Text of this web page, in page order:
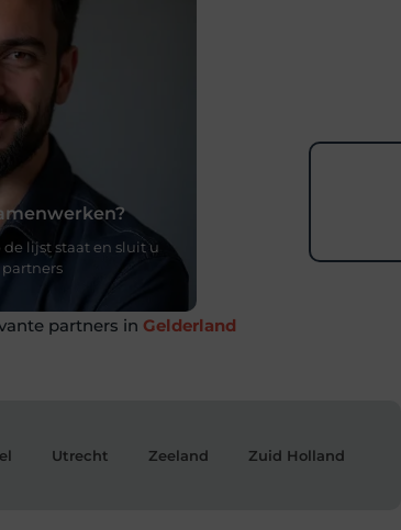
lijst staat en sluit u
bouwen samen aan
partners in Gelderland
Utrecht Zeeland Zuid Holland